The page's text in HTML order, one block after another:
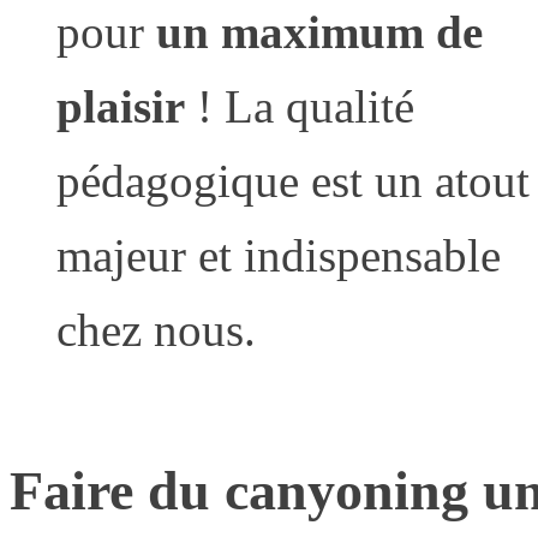
pour un maximum de
plaisir ! La qualité
pédagogique est un atout
majeur et indispensable
chez nous.
Faire du canyoning